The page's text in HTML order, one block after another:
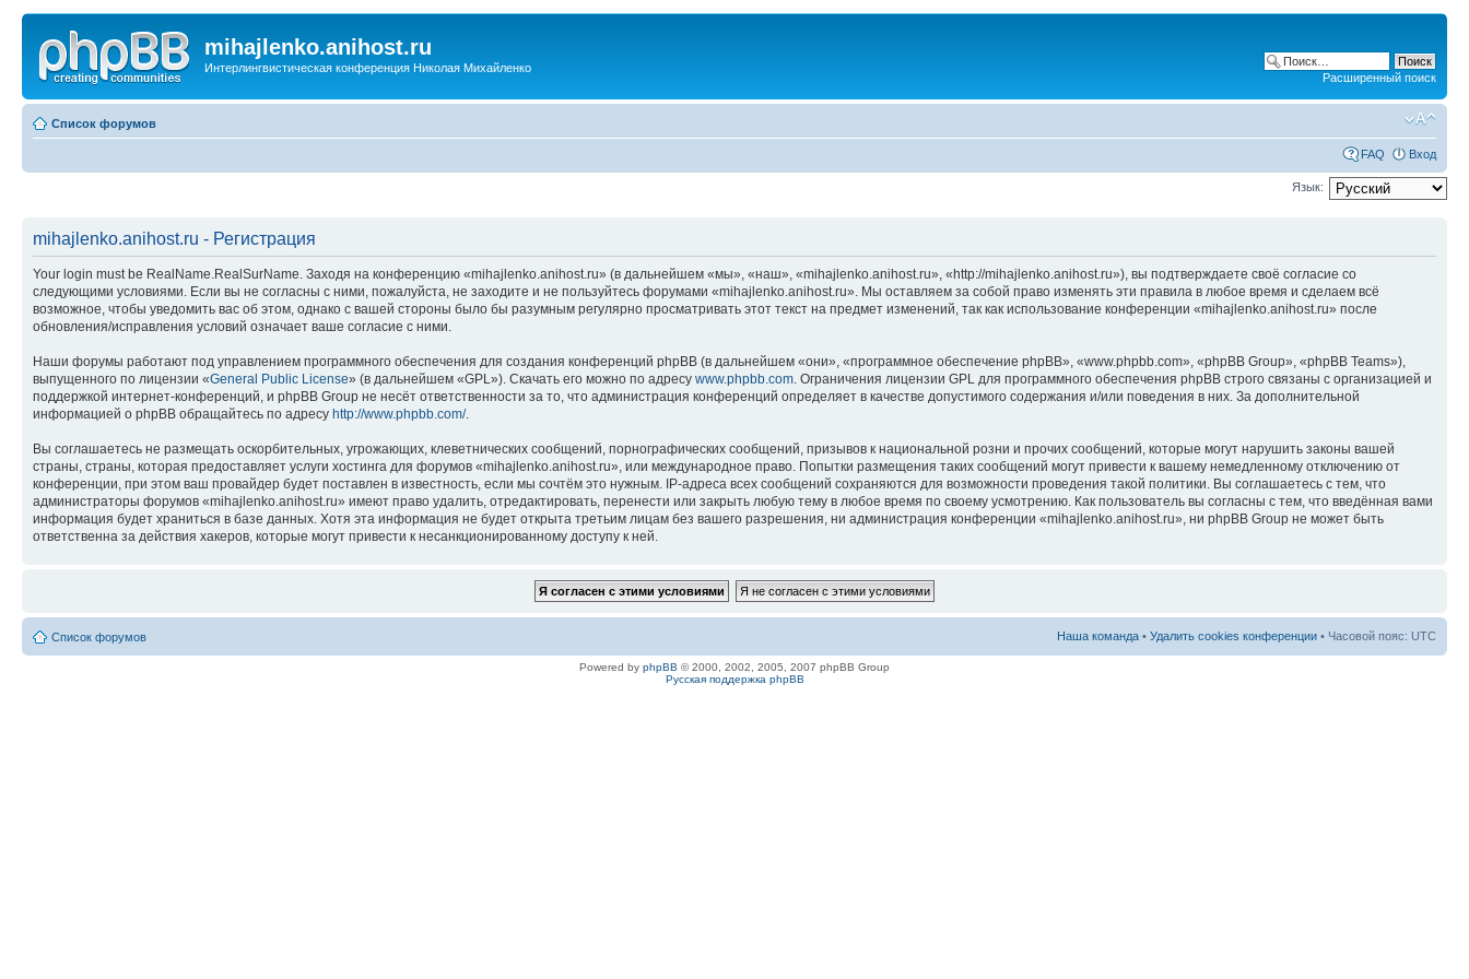
mihajlenko.anihost.ru
Интерлингвистическая конференция Николая Михайленко
Расширенный поиск
Список форумов
FAQ Вход
Язык:
mihajlenko.anihost.ru - Регистрация
Your login must be RealName.RealSurName. Заходя на конференцию «mihajlenko.anihost.ru» (в дальнейшем «мы», «наш», «mihajlenko.anihost.ru», «http://mihajlenko.anihost.ru»), вы подтверждаете своё согласие со
следующими условиями. Если вы не согласны с ними, пожалуйста, не заходите и не пользуйтесь форумами «mihajlenko.anihost.ru». Мы оставляем за собой право изменять эти правила в любое время и сделаем всё
возможное, чтобы уведомить вас об этом, однако с вашей стороны было бы разумным регулярно просматривать этот текст на предмет изменений, так как использование конференции «mihajlenko.anihost.ru» после
обновления/исправления условий означает ваше согласие с ними.
Наши форумы работают под управлением программного обеспечения для создания конференций phpBB (в дальнейшем «они», «программное обеспечение phpBB», «www.phpbb.com», «phpBB Group», «phpBB Teams»),
выпущенного по лицензии «General Public License» (в дальнейшем «GPL»). Скачать его можно по адресу www.phpbb.com. Ограничения лицензии GPL для программного обеспечения phpBB строго связаны с организацией и
поддержкой интернет-конференций, и phpBB Group не несёт ответственности за то, что администрация конференций определяет в качестве допустимого содержания и/или поведения в них. За дополнительной
информацией о phpBB обращайтесь по адресу http://www.phpbb.com/.
Вы соглашаетесь не размещать оскорбительных, угрожающих, клеветнических сообщений, порнографических сообщений, призывов к национальной розни и прочих сообщений, которые могут нарушить законы вашей
страны, страны, которая предоставляет услуги хостинга для форумов «mihajlenko.anihost.ru», или международное право. Попытки размещения таких сообщений могут привести к вашему немедленному отключению от
конференции, при этом ваш провайдер будет поставлен в известность, если мы сочтём это нужным. IP-адреса всех сообщений сохраняются для возможности проведения такой политики. Вы соглашаетесь с тем, что
администраторы форумов «mihajlenko.anihost.ru» имеют право удалить, отредактировать, перенести или закрыть любую тему в любое время по своему усмотрению. Как пользователь вы согласны с тем, что введённая вами
информация будет храниться в базе данных. Хотя эта информация не будет открыта третьим лицам без вашего разрешения, ни администрация конференции «mihajlenko.anihost.ru», ни phpBB Group не может быть
ответственна за действия хакеров, которые могут привести к несанкционированному доступу к ней.
Список форумов Наша команда • Удалить cookies конференции • Часовой пояс: UTC
Powered by phpBB © 2000, 2002, 2005, 2007 phpBB Group
Русская поддержка phpBB